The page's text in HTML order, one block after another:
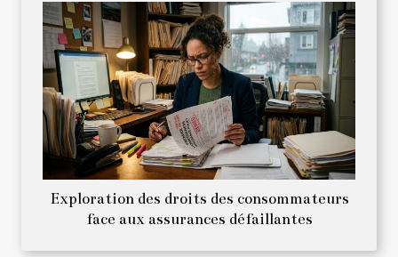
Exploration des droits des consommateurs
face aux assurances défaillantes